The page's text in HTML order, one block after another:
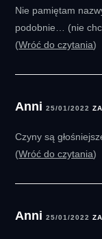
Nie pamiętam
podobnie… (nie
Wróć do czytania
Anni 25/01/2022
Czyny są
Wróć do czytania
Anni 25/01/2022